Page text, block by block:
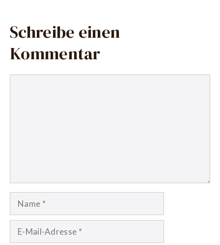
Schreibe einen
Kommentar
Name